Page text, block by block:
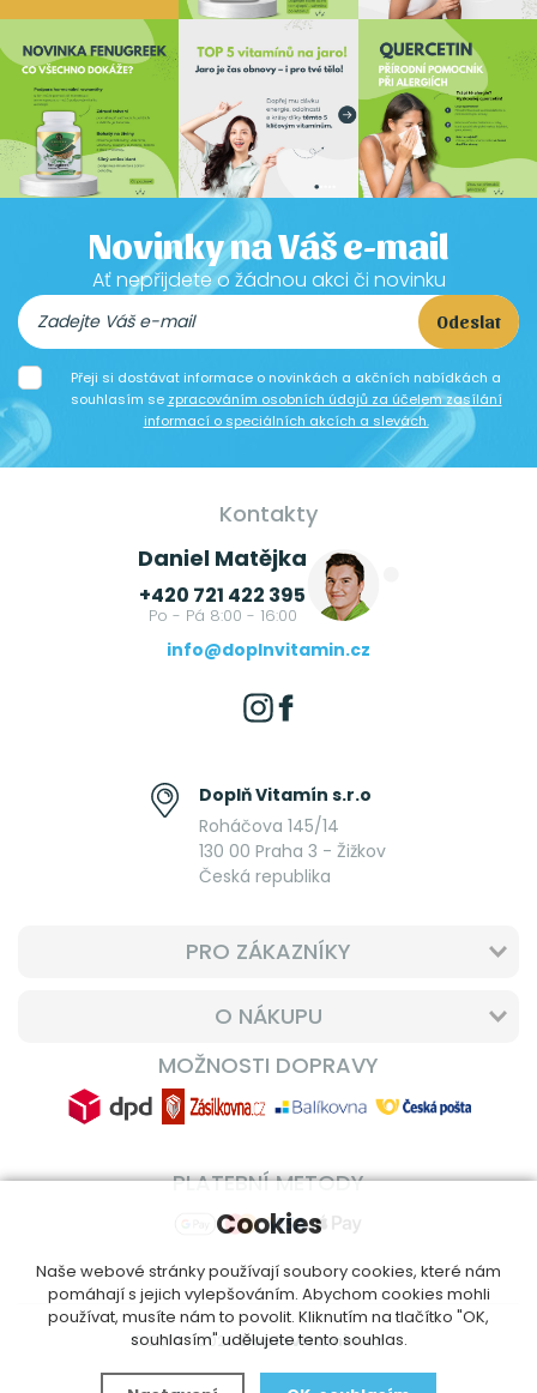
Novinky na Váš e-mail
Ať nepřijdete o žádnou akci či novinku
Odeslat
Přeji si dostávat informace o novinkách a akčních nabídkách a
souhlasím se zpracováním osobních údajů za účelem zasílání
informací o speciálních akcích a slevách.
Kontakty
Daniel Matějka
+420 721 422 395
Po - Pá 8:00 - 16:00
info@doplnvitamin.cz
Doplň Vitamín s.r.o
Roháčova 145/14
130 00 Praha 3 - Žižkov
Česká republika
PRO ZÁKAZNÍKY
O NÁKUPU
MOŽNOSTI DOPRAVY
PLATEBNÍ METODY
© 2014 - 2026DoplnVitamin.cz
Cookies
Naše webové stránky používají soubory cookies, které nám
pomáhají s jejich vylepšováním. Abychom cookies mohli
používat, musíte nám to povolit. Kliknutím na tlačítko "OK,
souhlasím" udělujete tento souhlas.